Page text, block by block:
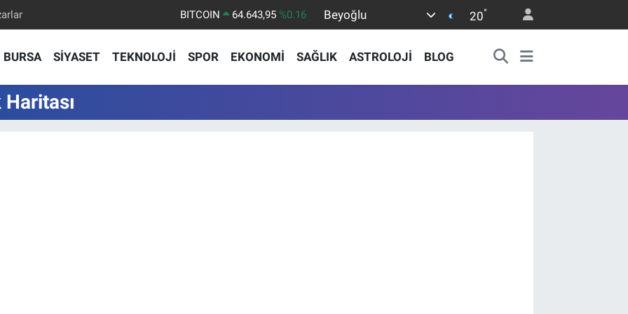
BITCOIN 64.643,95 %0.16
EURO
55,0406 %-0.08
Beyoğlu 20°
BURSA SİYASET TEKNOLOJİ SPOR EKONOMİ SAĞLIK ASTROLOJİ BLOG